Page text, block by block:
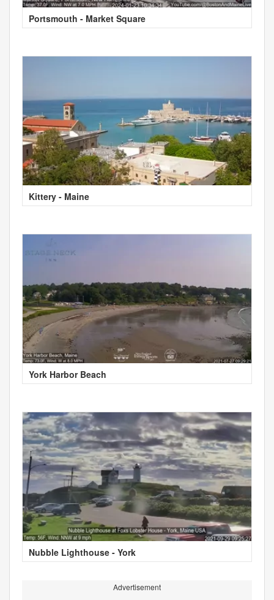
Portsmouth - Market Square
Kittery - Maine
York Harbor Beach
Nubble Lighthouse - York
Advertisement